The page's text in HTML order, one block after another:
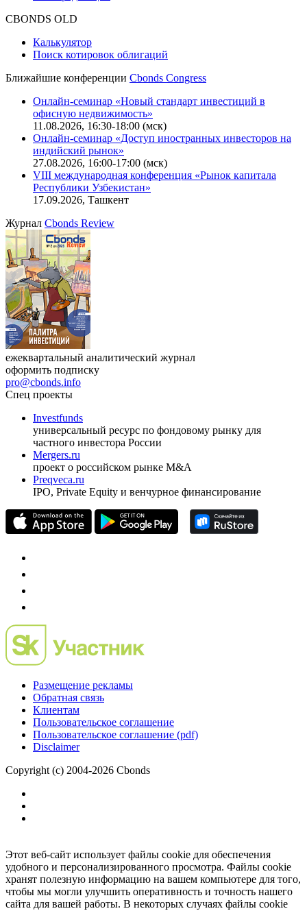
Оферта для юридических лиц
IT-аккредитация
Поиск котировок облигаций
Ближайшие конференцииCbonds Congress
Онлайн-семинар «Новый стандарт инвестиций в
офисную недвижимость»
11.08.2026, 16:30-18:00 (мск)
Онлайн-семинар «Доступ иностранных инвесторов на
индийский рынок»
VIII международная конференция «Рынок капитала
Республики Узбекистан»
17.09.2026, Ташкент
ЖурналCbonds Review
оформить подписку
pro@cbonds.info
Спец проекты
Investfunds
универсальный ресурс по фондовому рынку для
частного инвестора России
проект о российском рынке M&A
Preqveca.ru
Размещение рекламы
Обратная связь
Пользовательское соглашение
Copyright (c) 2004-2026 Cbonds
Этот веб-сайт использует файлы cookie для обеспечения